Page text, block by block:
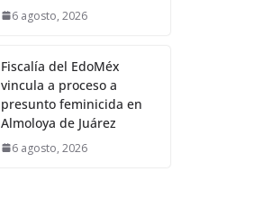
6 agosto, 2026
Fiscalía del EdoMéx
vincula a proceso a
presunto feminicida en
Almoloya de Juárez
6 agosto, 2026